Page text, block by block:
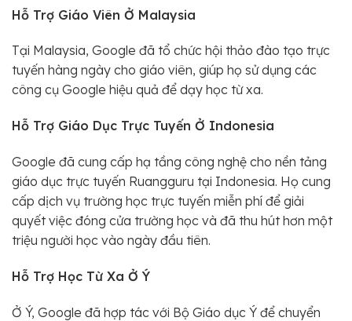
Hỗ Trợ Giáo Viên Ở Malaysia
Tại Malaysia, Google đã tổ chức hội thảo đào tạo trực
tuyến hàng ngày cho giáo viên, giúp họ sử dụng các
công cụ Google hiệu quả để dạy học từ xa.
Hỗ Trợ Giáo Dục Trực Tuyến Ở Indonesia
Google đã cung cấp hạ tầng công nghệ cho nền tảng
giáo dục trực tuyến Ruangguru tại Indonesia. Họ cung
cấp dịch vụ trường học trực tuyến miễn phí để giải
quyết việc đóng cửa trường học và đã thu hút hơn một
triệu người học vào ngày đầu tiên.
Hỗ Trợ Học Từ Xa Ở Ý
Ở Ý, Google đã hợp tác với Bộ Giáo dục Ý để chuyển